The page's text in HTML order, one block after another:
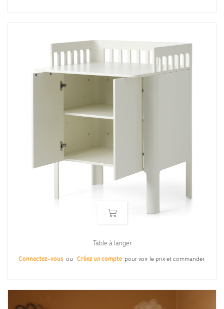
Table à langer
Connectez-vous ou Créez un compte pour voir le prix et commander.